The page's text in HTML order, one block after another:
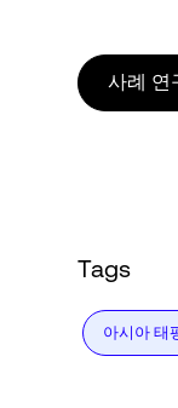
사례 연
Tags
아시아 태